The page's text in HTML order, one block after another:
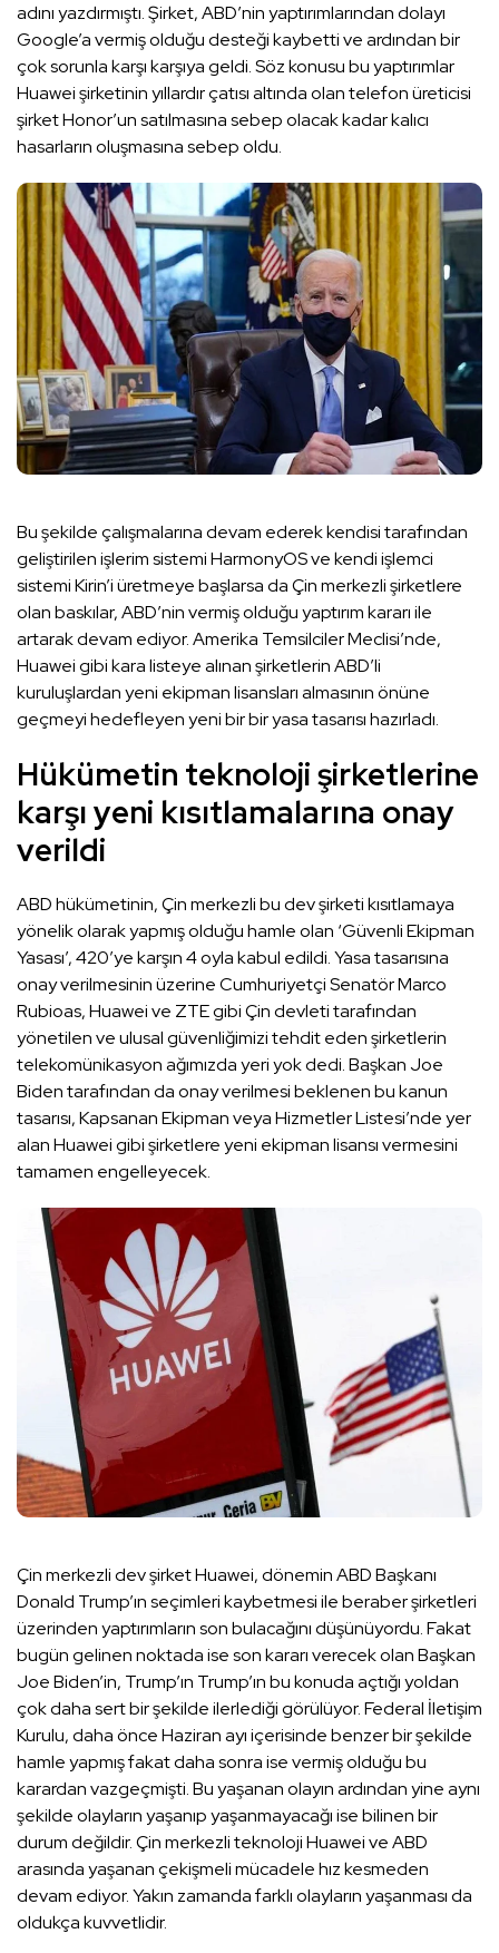
adını yazdırmıştı. Şirket, ABD’nin yaptırımlarından dolayı
Google’a vermiş olduğu desteği kaybetti ve ardından bir
çok sorunla karşı karşıya geldi. Söz konusu bu yaptırımlar
Huawei şirketinin yıllardır çatısı altında olan telefon üreticisi
şirket Honor’un satılmasına sebep olacak kadar kalıcı
hasarların oluşmasına sebep oldu.
Bu şekilde çalışmalarına devam ederek kendisi tarafından
geliştirilen işlerim sistemi HarmonyOS ve kendi işlemci
sistemi Kirin’i üretmeye başlarsa da Çin merkezli şirketlere
olan baskılar, ABD’nin vermiş olduğu yaptırım kararı ile
artarak devam ediyor. Amerika Temsilciler Meclisi’nde,
Huawei gibi kara listeye alınan şirketlerin ABD’li
kuruluşlardan yeni ekipman lisansları almasının önüne
geçmeyi hedefleyen yeni bir bir yasa tasarısı hazırladı.
Hükümetin teknoloji şirketlerine
karşı yeni kısıtlamalarına onay
verildi
ABD hükümetinin, Çin merkezli bu dev şirketi kısıtlamaya
yönelik olarak yapmış olduğu hamle olan ‘Güvenli Ekipman
Yasası’, 420’ye karşın 4 oyla kabul edildi. Yasa tasarısına
onay verilmesinin üzerine Cumhuriyetçi Senatör Marco
Rubioas, Huawei ve ZTE gibi Çin devleti tarafından
yönetilen ve ulusal güvenliğimizi tehdit eden şirketlerin
telekomünikasyon ağımızda yeri yok dedi. Başkan Joe
Biden tarafından da onay verilmesi beklenen bu kanun
tasarısı, Kapsanan Ekipman veya Hizmetler Listesi’nde yer
alan Huawei gibi şirketlere yeni ekipman lisansı vermesini
tamamen engelleyecek.
Çin merkezli dev şirket Huawei, dönemin ABD Başkanı
Donald Trump’ın seçimleri kaybetmesi ile beraber şirketleri
üzerinden yaptırımların son bulacağını düşünüyordu. Fakat
bugün gelinen noktada ise son kararı verecek olan Başkan
Joe Biden’in, Trump’ın Trump’ın bu konuda açtığı yoldan
çok daha sert bir şekilde ilerlediği görülüyor. Federal İletişim
Kurulu, daha önce Haziran ayı içerisinde benzer bir şekilde
hamle yapmış fakat daha sonra ise vermiş olduğu bu
karardan vazgeçmişti. Bu yaşanan olayın ardından yine aynı
şekilde olayların yaşanıp yaşanmayacağı ise bilinen bir
durum değildir. Çin merkezli teknoloji Huawei ve ABD
arasında yaşanan çekişmeli mücadele hız kesmeden
devam ediyor. Yakın zamanda farklı olayların yaşanması da
oldukça kuvvetlidir.